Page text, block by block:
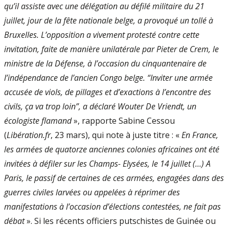
qu’il assiste avec une délégation au défilé militaire du 21
juillet, jour de la fête nationale belge, a provoqué un tollé à
Bruxelles. L’opposition a vivement protesté contre cette
invitation, faite de manière unilatérale par Pieter de Crem, le
ministre de la Défense, à l’occasion du cinquantenaire de
l’indépendance de l’ancien Congo belge. “Inviter une armée
accusée de viols, de pillages et d’exactions à l’encontre des
civils, ça va trop loin”, a déclaré Wouter De Vriendt, un
écologiste flamand», rapporte Sabine Cessou
(Libération.fr, 23 mars), qui note à juste titre : «En France,
les armées de quatorze anciennes colonies africaines ont été
invitées à défiler sur les Champs- Elysées, le 14 juillet (…) A
Paris, le passif de certaines de ces armées, engagées dans des
guerres civiles larvées ou appelées à réprimer des
manifestations à l’occasion d’élections contestées, ne fait pas
débat». Si les récents officiers putschistes de Guinée ou